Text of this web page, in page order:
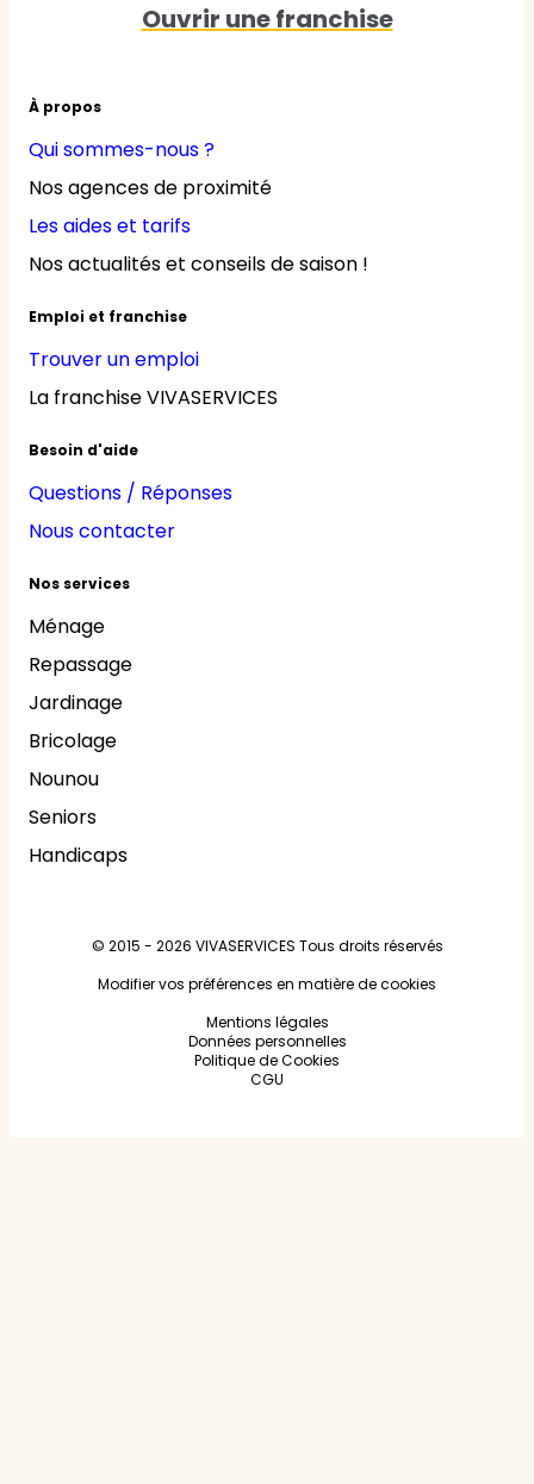
À propos
Qui sommes-nous ?
Nos agences de proximité
Les aides et tarifs
Nos actualités et conseils de saison !
Emploi et franchise
Trouver un emploi
La franchise VIVASERVICES
Besoin d'aide
Questions / Réponses
Nous contacter
Nos services
Ménage
Repassage
Jardinage
Bricolage
Nounou
Seniors
Handicaps
Ouvrir une franchise
© 2015 - 2026 VIVASERVICES Tous droits réservés
Modifier vos préférences en matière de cookies
Mentions légales
Données personnelles
Politique de Cookies
CGU